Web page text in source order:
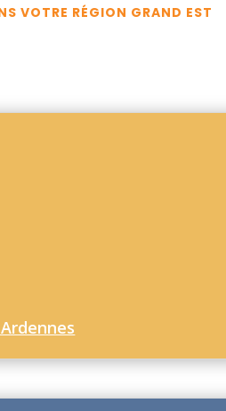
VOTRE RÉGION GRAND EST